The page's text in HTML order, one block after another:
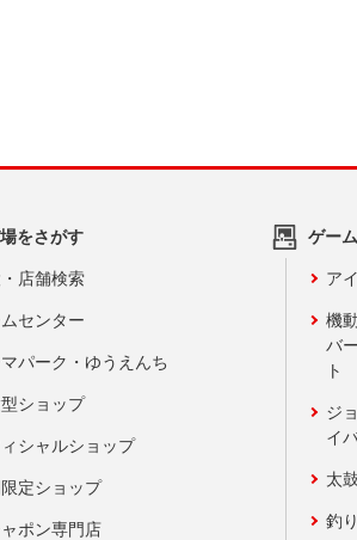
をさがす
店舗検索
センター
パーク・ゆうえんち
ショップ
シャルショップ
定ショップ
ポン専門店
ゲー
ア
機
バ
ト
ジ
イ
太
釣